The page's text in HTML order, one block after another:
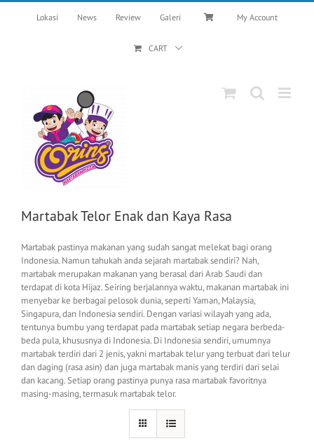
Skip
Lokasi News Review Galeri My Account
CART
Martabak Telor Enak dan Kaya Rasa
Martabak pastinya makanan yang sudah sangat melekat bagi orang
Indonesia. Namun tahukah anda sejarah martabak sendiri? Nah,
martabak merupakan makanan yang berasal dari Arab Saudi dan
terdapat di kota Hijaz. Seiring berjalannya waktu, makanan martabak ini
menyebar ke berbagai pelosok dunia, seperti Yaman, Malaysia,
Singapura, dan Indonesia sendiri. Dengan variasi wilayah yang ada,
tentunya bumbu yang terdapat pada martabak setiap negara berbeda-
beda pula, khususnya di Indonesia. Di Indonesia sendiri, umumnya
martabak terdiri dari 2 jenis, yakni martabak telur yang terbuat dari telur
dan daging (rasa asin) dan juga martabak manis yang terdiri dari selai
dan kacang. Setiap orang pastinya punya rasa martabak favoritnya
masing-masing, termasuk martabak telor.